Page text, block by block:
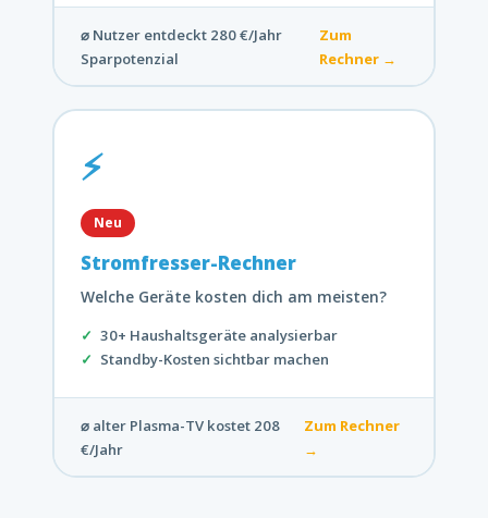
⌀ Nutzer entdeckt 280 €/Jahr
Sparpotenzial
Zum
Rechner →
⚡
Neu
Stromfresser-Rechner
Welche Geräte kosten dich am meisten?
30+ Haushaltsgeräte analysierbar
Standby-Kosten sichtbar machen
⌀ alter Plasma-TV kostet 208
€/Jahr
Zum Rechner
→